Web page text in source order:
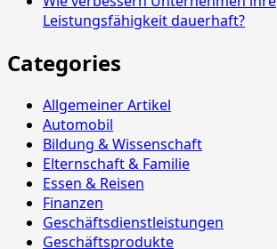
Leistungsfähigkeit dauerhaft?
Categories
Allgemeiner Artikel
Automobil
Bildung & Wissenschaft
Elternschaft & Familie
Essen & Reisen
Finanzen
Geschäftsdienstleistungen
Geschäftsprodukte